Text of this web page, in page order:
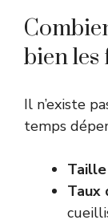
bien les
Il n’existe
temps
Taux